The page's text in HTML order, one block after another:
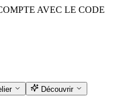
AVEC LE CODE
Découvrir